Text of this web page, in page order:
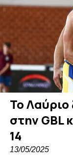
Το Λαύριο
στην GBL
14
13/05/2025